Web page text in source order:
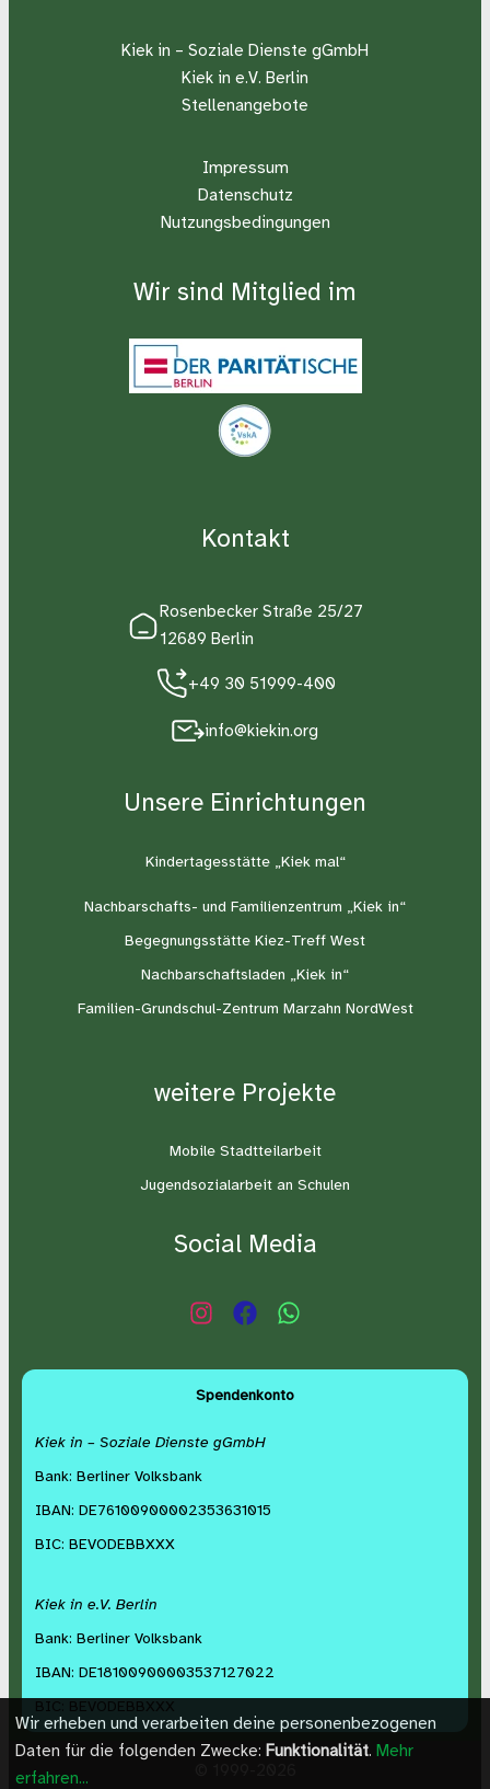
Kiek in – Soziale Dienste gGmbH
Kiek in e.V. Berlin
Stellenangebote
Impressum
Datenschutz
Nutzungsbedingungen
Wir sind Mitglied im
Kontakt
Rosenbecker Straße 25/27
12689 Berlin
+49 30 51999-400
info@kiekin.org
Unsere Einrichtungen
Kindertagesstätte „Kiek mal“
Nachbarschafts- und Familienzentrum „Kiek in“
Begegnungsstätte Kiez-Treff West
Nachbarschaftsladen „Kiek in“
Familien-Grundschul-Zentrum Marzahn NordWest
weitere Projekte
Mobile Stadtteilarbeit
Jugendsozialarbeit an Schulen
Social Media
Spendenkonto
Kiek in – Soziale Dienste gGmbH
Bank: Berliner Volksbank
IBAN: DE76100900002353631015
BIC: BEVODEBBXXX
Kiek in e.V. Berlin
Bank: Berliner Volksbank
IBAN: DE18100900003537127022
BIC: BEVODEBBXXX
Wir erheben und verarbeiten deine personenbezogenen
Daten für die folgenden Zwecke: Funktionalität. Mehr
erfahren...